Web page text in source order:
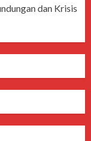
dan Krisis